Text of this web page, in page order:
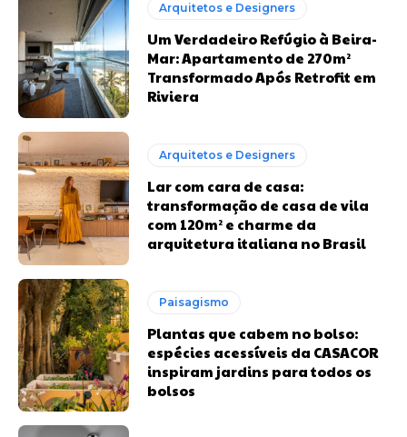
Arquitetos e Designers
Um Verdadeiro Refúgio à Beira-
Mar: Apartamento de 270m²
Transformado Após Retrofit em
Riviera
Arquitetos e Designers
Lar com cara de casa:
transformação de casa de vila
com 120m² e charme da
arquitetura italiana no Brasil
Paisagismo
Plantas que cabem no bolso:
espécies acessíveis da CASACOR
inspiram jardins para todos os
bolsos